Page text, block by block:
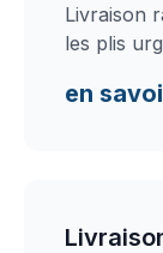
Livraison
les plis
en